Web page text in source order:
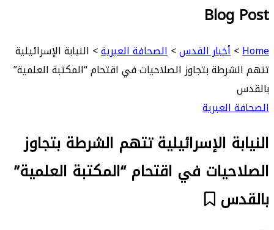
Blog Post
Home
>أخبار القدس>الصحافة العبرية> النيابة الإسرائيلية
تتهم الشرطة بتجاوز الصلاحيات في اقتحام “المكتبة العلمية”
بالقدس
الصحافة العبرية
النيابة الإسرائيلية تتهم الشرطة بتجاوز
الصلاحيات في اقتحام “المكتبة العلمية”
بالقدس